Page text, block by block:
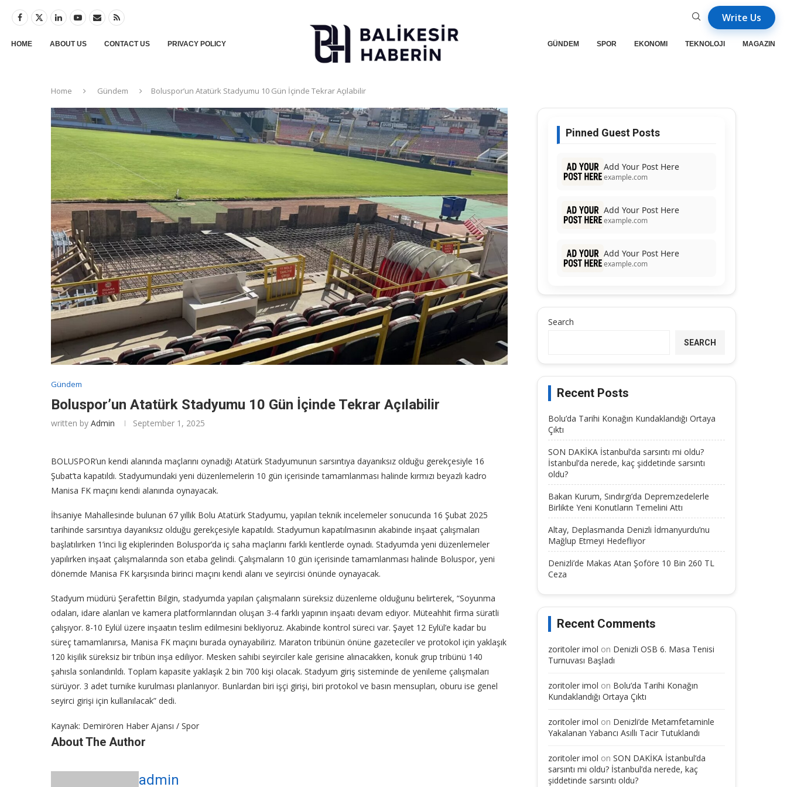
Write Us
HOME ABOUT US CONTACT US PRIVACY POLICY GÜNDEM SPOR EKONOMI TEKNOLOJI MAGAZIN
Home Gündem Boluspor’un Atatürk Stadyumu 10 Gün İçinde Tekrar Açılabilir
Gündem
Boluspor’un Atatürk Stadyumu 10 Gün İçinde Tekrar Açılabilir
written by Admin September 1, 2025
BOLUSPOR’un kendi alanında maçlarını oynadığı Atatürk Stadyumunun sarsıntıya dayanıksız olduğu gerekçesiyle 16
Şubat’ta kapatıldı. Stadyumundaki yeni düzenlemelerin 10 gün içerisinde tamamlanması halinde kırmızı beyazlı kadro
Manisa FK maçını kendi alanında oynayacak.
İhsaniye Mahallesinde bulunan 67 yıllık Bolu Atatürk Stadyumu, yapılan teknik incelemeler sonucunda 16 Şubat 2025
tarihinde sarsıntıya dayanıksız olduğu gerekçesiyle kapatıldı. Stadyumun kapatılmasının akabinde inşaat çalışmaları
başlatılırken 1’inci lig ekiplerinden Boluspor’da iç saha maçlarını farklı kentlerde oynadı. Stadyumda yeni düzenlemeler
yapılırken inşaat çalışmalarında son etaba gelindi. Çalışmaların 10 gün içerisinde tamamlanması halinde Boluspor, yeni
dönemde Manisa FK karşısında birinci maçını kendi alanı ve seyircisi önünde oynayacak.
Stadyum müdürü Şerafettin Bilgin, stadyumda yapılan çalışmaların süreksiz düzenleme olduğunu belirterek, “Soyunma
odaları, idare alanları ve kamera platformlarından oluşan 3-4 farklı yapının inşaatı devam ediyor. Müteahhit firma süratli
çalışıyor. 8-10 Eylül üzere inşaatın teslim edilmesini bekliyoruz. Akabinde kontrol süreci var. Şayet 12 Eylül’e kadar bu
süreç tamamlanırsa, Manisa FK maçını burada oynayabiliriz. Maraton tribünün önüne gazeteciler ve protokol için yaklaşık
120 kişilik süreksiz bir tribün inşa ediliyor. Mesken sahibi seyirciler kale gerisine alınacakken, konuk grup tribünü 140
şahısla sonlandırıldı. Toplam kapasite yaklaşık 2 bin 700 kişi olacak. Stadyum giriş sisteminde de yenileme çalışmaları
sürüyor. 3 adet turnike kurulması planlanıyor. Bunlardan biri işçi girişi, biri protokol ve basın mensupları, oburu ise genel
seyirci girişi için kullanılacak” dedi.
Kaynak: Demirören Haber Ajansı / Spor
About The Author
admin
Pinned Guest Posts
Add Your Post Here
example.com
Add Your Post Here
example.com
Add Your Post Here
example.com
Search
SEARCH
Recent Posts
Bolu’da Tarihi Konağın Kundaklandığı Ortaya
Çıktı
SON DAKİKA İstanbul’da sarsıntı mi oldu?
İstanbul’da nerede, kaç şiddetinde sarsıntı
oldu?
Bakan Kurum, Sındırgı’da Depremzedelerle
Birlikte Yeni Konutların Temelini Attı
Altay, Deplasmanda Denizli İdmanyurdu’nu
Mağlup Etmeyi Hedefliyor
Denizli’de Makas Atan Şoföre 10 Bin 260 TL
Ceza
Recent Comments
zoritoler imol on Denizli OSB 6. Masa Tenisi
Turnuvası Başladı
zoritoler imol on Bolu’da Tarihi Konağın
Kundaklandığı Ortaya Çıktı
zoritoler imol on Denizli’de Metamfetaminle
Yakalanan Yabancı Asıllı Tacir Tutuklandı
zoritoler imol on SON DAKİKA İstanbul’da
sarsıntı mi oldu? İstanbul’da nerede, kaç
şiddetinde sarsıntı oldu?